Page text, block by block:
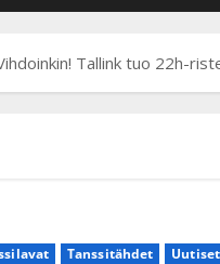
Tallink tuo 22h-
Tanssitähdet Uutiset